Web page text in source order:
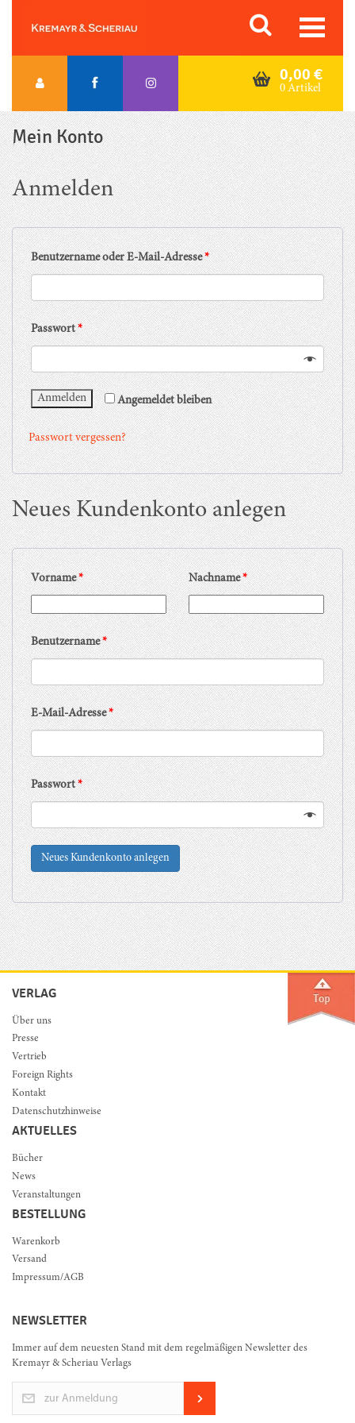
content
Orac K&S
0,00 €
0 Artikel
Mein Konto
Anmelden
Benutzername oder E-Mail-Adresse*
Passwort*
Angemeldet bleiben
Anmelden
Passwort vergessen?
Neues Kundenkonto anlegen
Vorname* Nachname*
Benutzername*
E-Mail-Adresse*
Passwort*
Neues Kundenkonto anlegen
VERLAG
Über uns
Presse
Vertrieb
Foreign Rights
Kontakt
Datenschutzhinweise
AKTUELLES
Bücher
News
Veranstaltungen
BESTELLUNG
Warenkorb
Versand
Impressum/AGB
NEWSLETTER
Immer auf dem neuesten Stand mit dem regelmäßigen Newsletter des
Kremayr & Scheriau Verlags
zur Anmeldung